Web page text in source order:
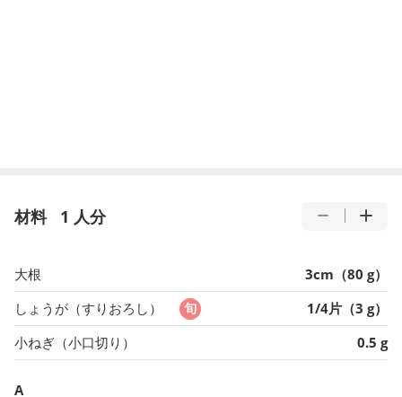
材料 1 人分
大根
3cm（80 g）
しょうが（すりおろし）
1/4片（3 g）
小ねぎ（小口切り）
0.5 g
A